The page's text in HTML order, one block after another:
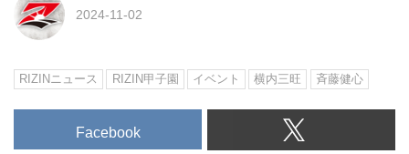
2024-11-02
RIZINニュース RIZIN甲子園 イベント 横内三旺 ⻫藤健心
Facebook